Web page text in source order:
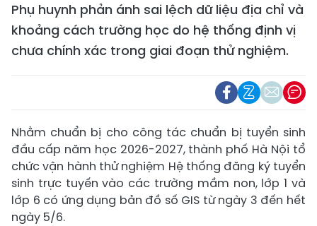
Phụ huynh phản ánh sai lệch dữ liệu địa chỉ và
khoảng cách trường học do hệ thống định vị
chưa chính xác trong giai đoạn thử nghiệm.
Nhằm chuẩn bị cho công tác chuẩn bị tuyển sinh
đầu cấp năm học 2026-2027, thành phố Hà Nội tổ
chức vận hành thử nghiệm Hệ thống đăng ký tuyển
sinh trực tuyến vào các trường mầm non, lớp 1 và
lớp 6 có ứng dụng bản đồ số GIS từ ngày 3 đến hết
ngày 5/6.